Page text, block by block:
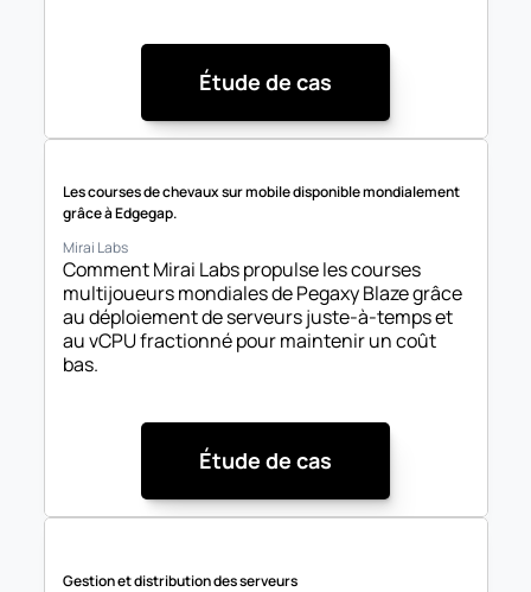
Étude de cas
Les courses de chevaux sur mobile disponible mondialement
grâce à Edgegap.
Mirai Labs
Comment Mirai Labs propulse les courses
multijoueurs mondiales de Pegaxy Blaze grâce
au déploiement de serveurs juste-à-temps et
au vCPU fractionné pour maintenir un coût
bas.
Étude de cas
Gestion et distribution des serveurs